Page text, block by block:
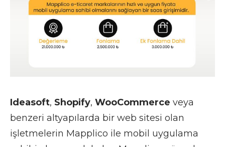
Ideasoft, Shopify, WooCommerce veya
benzeri altyapılarda bir web sitesi olan
işletmelerin Mapplico ile mobil uygulama